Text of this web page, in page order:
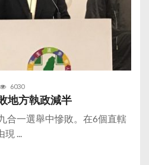
6030
地方執政減半
合一選舉中慘敗。在6個直轄
現 ...